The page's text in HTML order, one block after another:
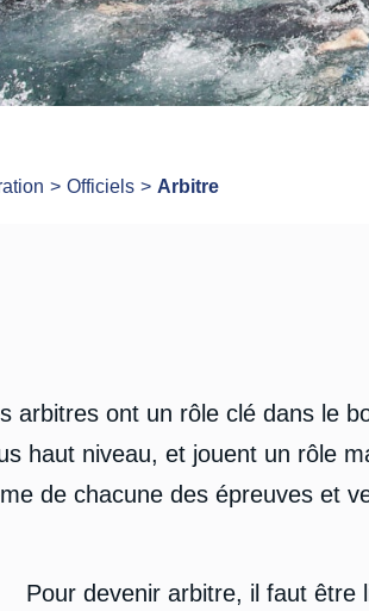
Officiels Arbitre
arbitres ont un rôle clé dans le
haut niveau, et jouent un rôle
de chacune des épreuves et
Pour devenir arbitre, il faut être